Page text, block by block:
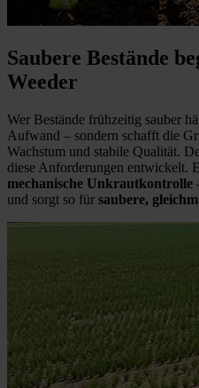
Saubere Bestände
Weeder
Wer Bestände frühzeitig sauber
Aufwand – sondern schafft die
Wachstum und stabile Qualität.
diese Anforderungen entwickelt.
mechanische Unkrautkontrolle
und sorgt so für saubere,